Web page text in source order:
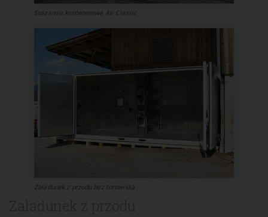
Suszarnia kontenerowa Air Classic
Załadunek z przodu bez torowiska